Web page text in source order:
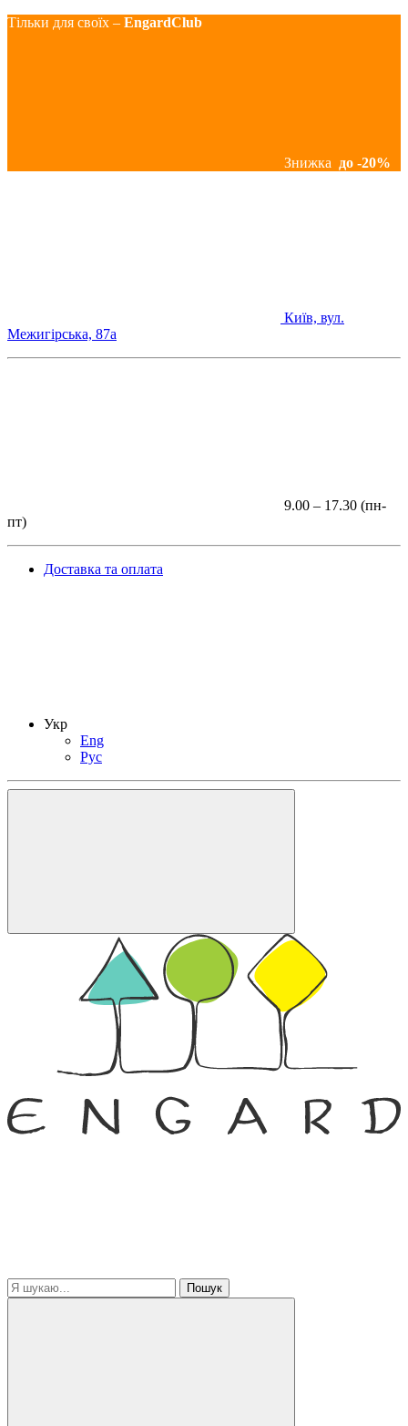
Тільки для своїх – EngardClub
Знижка до -20%
Київ, вул.
Межигірська, 87а
9.00 – 17.30 (пн-
пт)
Доставка та оплата
Укр
Eng
Рус
Пошук